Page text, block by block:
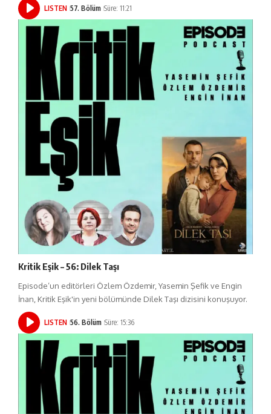
LISTEN 57. Bölüm Süre: 11:21
Kritik Eşik – 56: Dilek Taşı
Episode’un editörleri Özlem Özdemir, Yasemin Şefik ve Engin
İnan, Kritik Eşik'in yeni bölümünde Dilek Taşı dizisini konuşuyor.
LISTEN 56. Bölüm Süre: 15:36